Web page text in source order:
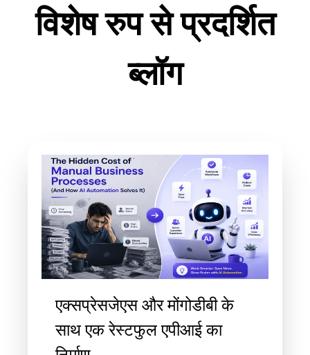
विशेष रुप से प्रदर्शित
ब्लॉग
एक्सप्रेसजेएस और मोंगोडीबी के
साथ एक रेस्टफुल एपीआई का